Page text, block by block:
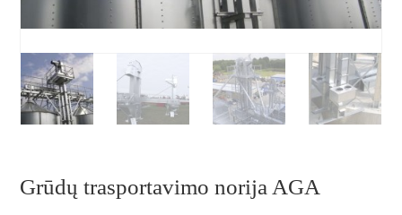
Grūdų trasportavimo norija AGA